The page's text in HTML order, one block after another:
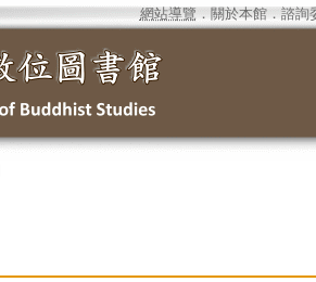
網站導覽 ． 關於本館． 諮詢